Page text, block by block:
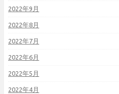
2022年9月
2022年8月
2022年7月
2022年6月
2022年5月
2022年4月